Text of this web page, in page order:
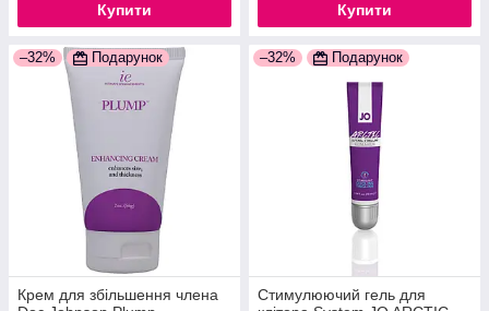
Купити Купити
–32% Подарунок
Крем для збільшення члена
–32% Подарунок
Стимулюючий гель для